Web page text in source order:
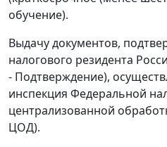
обучение).
Выдачу документов,
налогового резидента
- Подтверждение),
инспекция Федеральной
централизованной
ЦОД).